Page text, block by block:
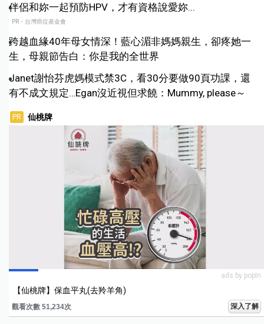
伴侶和妳一起預防HPV，才有資格說愛妳...
PR・台灣癌症基金會
跨越血緣40年母女情深！藍心湄非媽媽親生，卻疼她一
生，母親節告白：你是我的全世界
Janet謝怡芬虎媽模式禁3C，看30分要做90頁功課，還
有不成文規定…Egan沒近視但求饒：Mummy, please～
PR 仙桃牌
ads by popIn
【仙桃牌】保血平丸(去羚羊角)
觀看次數 51,234次 深入了解